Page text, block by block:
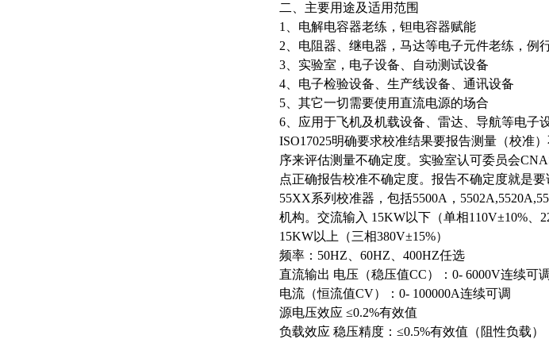
二、主要用途及适用范围
1、电解电容器老练，钽电容器赋能
2、电阻器、继电器，马达等电子元件老练，例
3、实验室，电子设备、自动测试设备
4、电子检验设备、生产线设备、通讯设备
5、其它一切需要使用直流电源的场合
6、应用于飞机及机载设备、雷达、导航等电子
ISO17025明确要求校准结果要报告测量（校准
序来评估测量不确定度。实验室认可委员会
点正确报告校准不确定度。报告不确定度就是
55XX系列校准器，包括5500A，
机构。交流输入 15KW以下（单相110V±10%、
15KW以上（三相380V±15%）
频率： 50HZ、60HZ、400HZ任选
直流输出 电压（稳压值CC）：0- 6000V连续可
电流（恒流值CV）：0- 100000A连续可调
源电压效应 ≤0.2%有效值
负载效应 稳压精度： ≤0.5%有效值（阻性负载）